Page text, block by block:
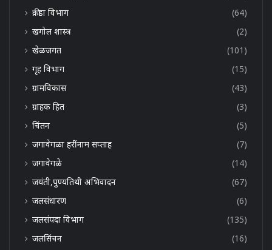
क्रीडा विभाग
(64)
खगोल शास्त्र
(2)
खेळजगत
(101)
गृह विभाग
(15)
ग्रामविकास
(43)
ग्राहक हित
(3)
चिंतन
(5)
जगावेगळा हरींनाम सप्ताह
(7)
जगावेगळे
(14)
जयंती,पुण्यतिथी अभिवादन
(67)
जलसंधारण
(6)
जलसंपदा विभाग
(135)
जलसिंचन
(16)